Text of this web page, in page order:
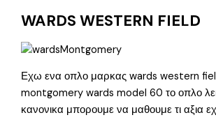
WARDS WESTERN FIELD
Εχω ενα οπλο μαρκας wards western
montgomery wards model 60 το οπλο
κανονικα μπορουμε να μαθουμε τι αξια